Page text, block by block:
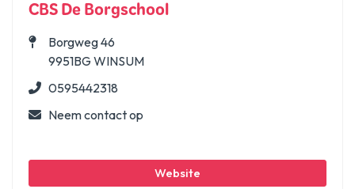
CBS De Borgschool
Borgweg 46
9951BG WINSUM
0595442318
Neem contact op
Website